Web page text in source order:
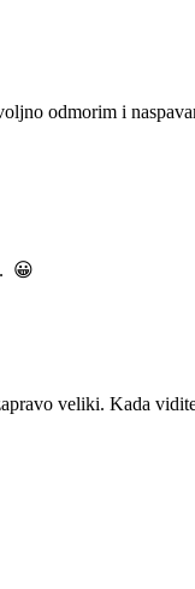
odmorim i
😀
veliki. Kada